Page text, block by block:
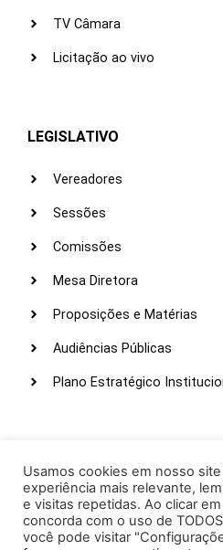
TV Câmara
Licitação ao vivo
LEGISLATIVO
Vereadores
Sessões
Comissões
Mesa Diretora
Proposições e Matérias
Audiências Públicas
Plano Estratégico
Webmail
Intranet
Administração
Usamos cookies em nosso
experiência mais relevante,
e visitas repetidas. Ao clicar
concorda com o uso de
você pode visitar